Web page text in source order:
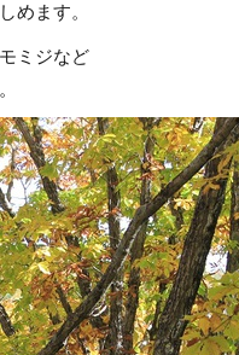
めます。
ミジなど